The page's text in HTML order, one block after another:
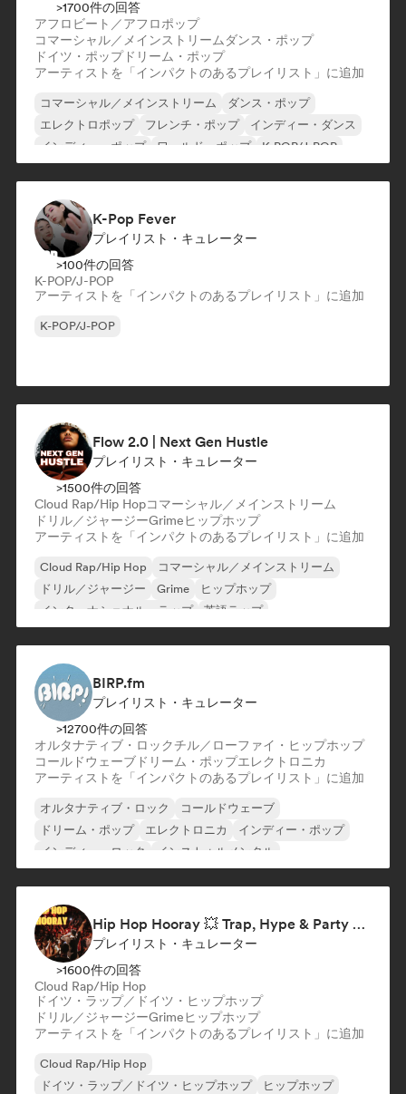
>1700件の回答
アフロビート／アフロポップ
コマーシャル／メインストリーム ダンス・ポップ
ドイツ・ポップドリーム・ポップ
アーティストを「インパクトのあるプレイリスト」に追加
コマーシャル／メインストリーム
ダンス・ポップ
エレクトロポップ
フレンチ・ポップ
インディー・ダンス
インディー・ポップ
ワールド・ポップ K-POP/J-POP
K-Pop Fever
プレイリスト・キュレーター
>100件の回答
K-POP/J-POP
アーティストを「インパクトのあるプレイリスト」に追加
K-POP/J-POP
Flow 2.0 | Next Gen Hustle
プレイリスト・キュレーター
>1500件の回答
Cloud Rap/Hip Hopコマーシャル／メインストリーム
ドリル／ジャージーGrimeヒップホップ
アーティストを「インパクトのあるプレイリスト」に追加
Cloud Rap/Hip Hop
コマーシャル／メインストリーム
ドリル／ジャージー
Grime
ヒップホップ
インターナショナル・ラップ
英語ラップ
BIRP.fm
プレイリスト・キュレーター
>12700件の回答
オルタナティブ・ロックチル／ローファイ・ヒップホップ
コールドウェーブ ドリーム・ポップエレクトロニカ
アーティストを「インパクトのあるプレイリスト」に追加
オルタナティブ・ロック
コールドウェーブ
ドリーム・ポップ
エレクトロニカ
インディー・ポップ
インディー・ロック
インストゥルメンタル
Hip Hop Hooray 💥 Trap, Hype & Party Rap Bangers
プレイリスト・キュレーター
>1600件の回答
Cloud Rap/Hip Hop
ドイツ・ラップ／ドイツ・ヒップホップ
ドリル／ジャージーGrimeヒップホップ
アーティストを「インパクトのあるプレイリスト」に追加
Cloud Rap/Hip Hop
ドイツ・ラップ／ドイツ・ヒップホップ
ヒップホップ